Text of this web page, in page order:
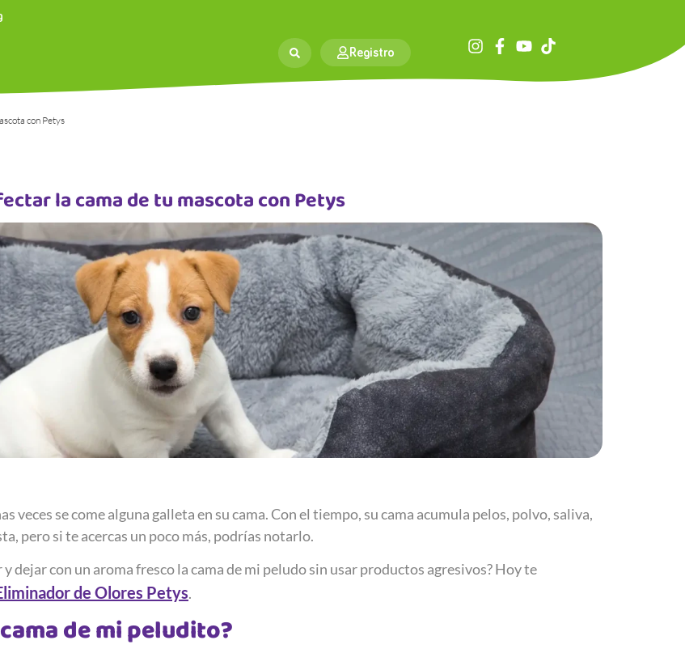
Registro
con Petys
la cama de tu mascota con Petys
veces se come alguna galleta en su cama. Con el tiempo, su cama acumula pelos, polvo, saliva,
pero si te acercas un poco más, podrías notarlo.
dejar con un aroma fresco la cama de mi peludo sin usar productos agresivos? Hoy te
de Olores Petys.
de mi peludito?